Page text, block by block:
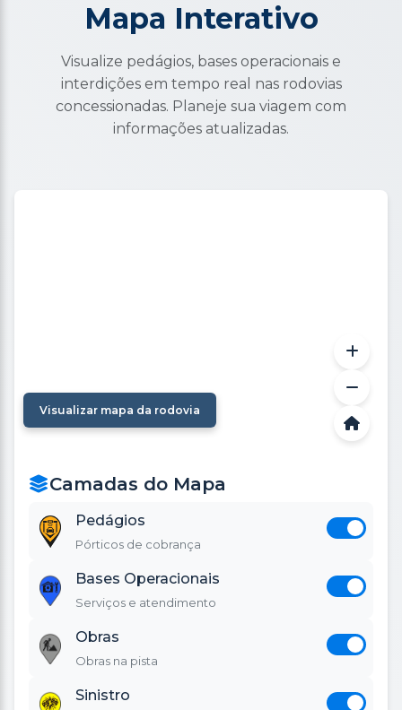
Mapa Interativo
Visualize pedágios, bases operacionais e
interdições em tempo real nas rodovias
concessionadas. Planeje sua viagem com
informações atualizadas.
Visualizar mapa da rodovia
Camadas do Mapa
Pedágios
Pórticos de cobrança
Bases Operacionais
Serviços e atendimento
Obras
Obras na pista
Sinistro